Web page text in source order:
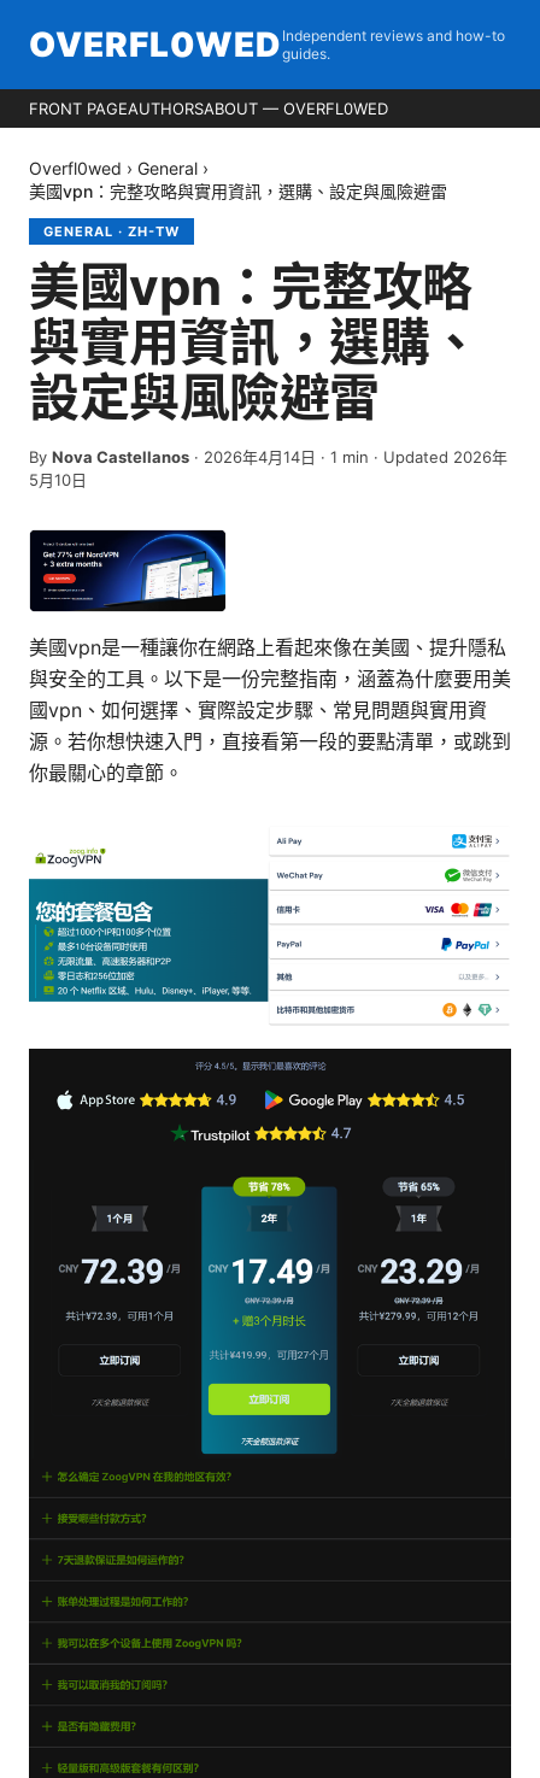
OVERFL0WED Independent reviews and how-to
guides.
FRONT PAGEAUTHORSABOUT — OVERFL0WED
Overfl0wed › General ›
美國vpn：完整攻略與實用資訊，選購、設定與風險避雷
GENERAL · ZH-TW
美國vpn：完整攻略
與實用資訊，選購、
設定與風險避雷
By Nova Castellanos · 2026年4月14日 · 1 min · Updated 2026年
5月10日
美國vpn是一種讓你在網路上看起來像在美國、提升隱私
與安全的工具。以下是一份完整指南，涵蓋為什麼要用美
國vpn、如何選擇、實際設定步驟、常見問題與實用資
源。若你想快速入門，直接看第一段的要點清單，或跳到
你最關心的章節。